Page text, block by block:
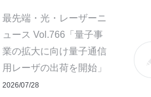
最先端・光・レーザーニ
ュース Vol.766「量子事
業の拡大に向け量子通信
用レーザの出荷を開始」
2026/07/28